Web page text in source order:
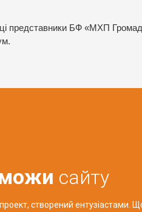
представники БФ «МХП
сайту
створений ентузіастами.